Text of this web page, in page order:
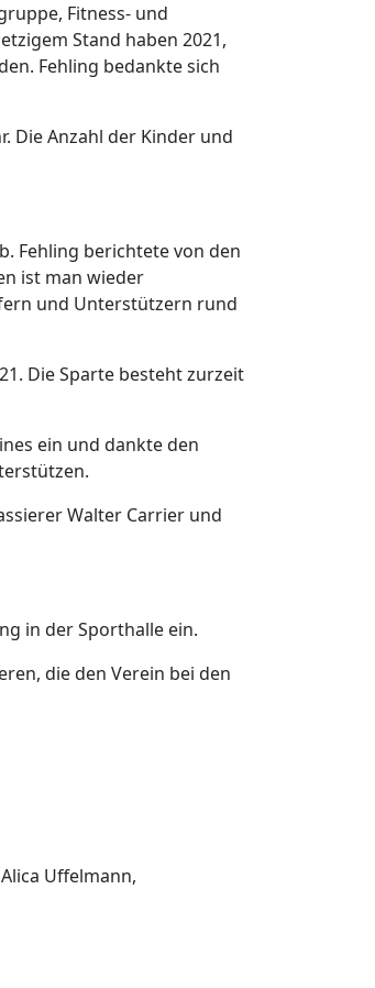
Fitness- und
Stand haben 2021,
Fehling bedankte sich
Die Anzahl der Kinder und
Fehling berichtete von den
ist man wieder
und Unterstützern rund
Die Sparte besteht zurzeit
ein und dankte den
Walter Carrier und
in der Sporthalle ein.
die den Verein bei den
Uffelmann,